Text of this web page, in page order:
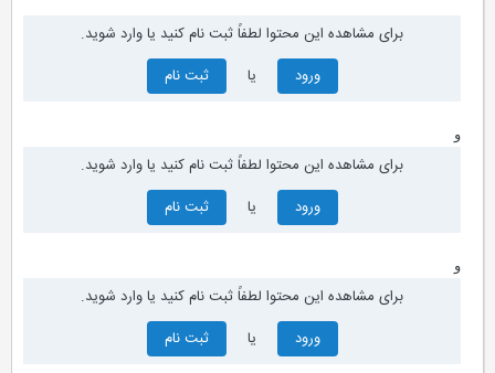
برای مشاهده این محتوا لطفاً ثبت نام کنید یا وارد شوید.
ورود
ثبت نام
برای مشاهده این محتوا لطفاً ثبت نام کنید یا وارد شوید.
ورود
ثبت نام
برای مشاهده این محتوا لطفاً ثبت نام کنید یا وارد شوید.
ورود
ثبت نام